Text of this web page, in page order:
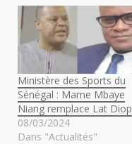
Ministère des Sports du
Sénégal : Mame Mbaye
Niang remplace Lat Diop
08/03/2024
Dans "Actualités"